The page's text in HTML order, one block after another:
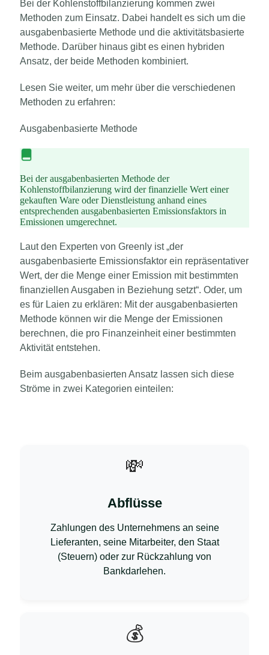
Bei der Kohlenstoffbilanzierung kommen zwei
Methoden zum Einsatz. Dabei handelt es sich um die
ausgabenbasierte Methode und die aktivitätsbasierte
Methode. Darüber hinaus gibt es einen hybriden
Ansatz, der beide Methoden kombiniert.
Lesen Sie weiter, um mehr über die verschiedenen
Methoden zu erfahren:
Ausgabenbasierte Methode
Bei der ausgabenbasierten Methode der
Kohlenstoffbilanzierung wird der finanzielle Wert einer
gekauften Ware oder Dienstleistung anhand eines
entsprechenden ausgabenbasierten Emissionsfaktors in
Emissionen umgerechnet.
Laut den Experten von Greenly ist „der
ausgabenbasierte Emissionsfaktor ein repräsentativer
Wert, der die Menge einer Emission mit bestimmten
finanziellen Ausgaben in Beziehung setzt“. Oder, um
es für Laien zu erklären: Mit der ausgabenbasierten
Methode können wir die Menge der Emissionen
berechnen, die pro Finanzeinheit einer bestimmten
Aktivität entstehen.
Beim ausgabenbasierten Ansatz lassen sich diese
Ströme in zwei Kategorien einteilen:
💸
Abflüsse
Zahlungen des Unternehmens an seine
Lieferanten, seine Mitarbeiter, den Staat
(Steuern) oder zur Rückzahlung von
Bankdarlehen.
💰